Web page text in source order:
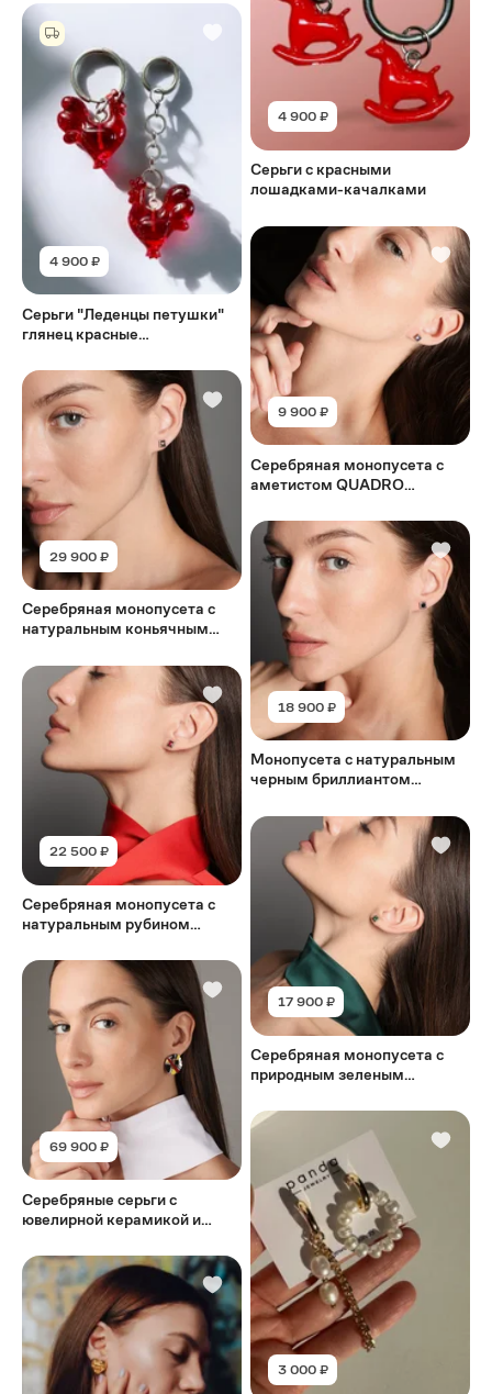
4 900 ₽
Серьги "Леденцы петушки"
глянец красные
29 900 ₽
Серебряная монопусета с
натуральным коньячным
COGNAC
22 500 ₽
Серебряная монопусета с
натуральным рубином
69 900 ₽
Серебряные серьги с
ювелирной керамикой и
4 900 ₽
Серьги с красными
лошадками-качалками
9 900 ₽
Серебряная монопусета с
аметистом QUADRO
18 900 ₽
Монопусета с натуральным
черным бриллиантом
17 900 ₽
Серебряная монопусета с
природным зеленым
QUADRO GRANAT
3 000 ₽